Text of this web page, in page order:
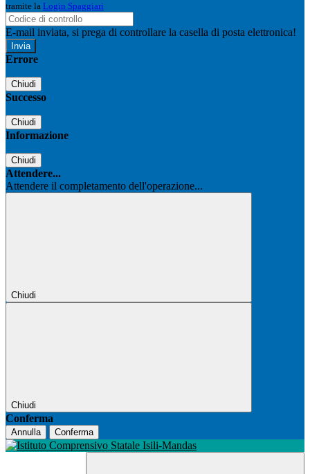
tramite la Login Spaggiari
E-mail inviata, si prega di controllare la casella di posta elettronica!
Errore
Chiudi
Successo
Chiudi
Informazione
Chiudi
Attendere...
Attendere il completamento dell'operazione...
Chiudi
Chiudi
Conferma
Annulla Conferma